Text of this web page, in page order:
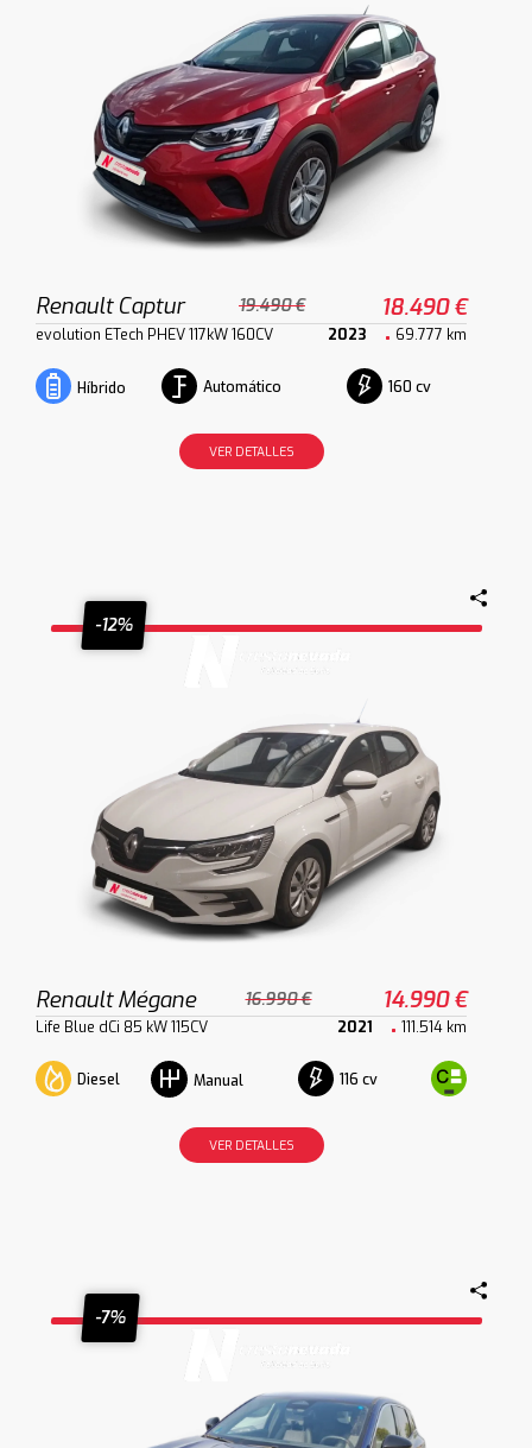
Renault Captur 19.490 € 18.490 €
evolution ETech PHEV 117kW 160CV 2023 69.777 km
Híbrido Automático 160 cv
VER DETALLES
-12%
Renault Mégane 16.990 € 14.990 €
Life Blue dCi 85 kW 115CV 2021 111.514 km
Diesel Manual 116 cv
VER DETALLES
-7%